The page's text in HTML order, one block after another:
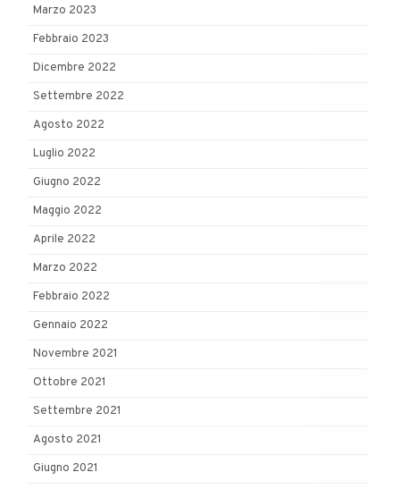
Marzo 2023
Febbraio 2023
Dicembre 2022
Settembre 2022
Agosto 2022
Luglio 2022
Giugno 2022
Maggio 2022
Aprile 2022
Marzo 2022
Febbraio 2022
Gennaio 2022
Novembre 2021
Ottobre 2021
Settembre 2021
Agosto 2021
Giugno 2021